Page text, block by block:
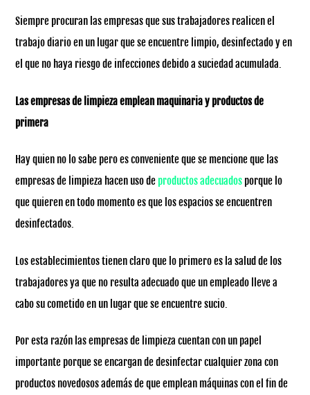
Siempre procuran las empresas que sus trabajadores realicen el
trabajo diario en un lugar que se encuentre limpio, desinfectado y en
el que no haya riesgo de infecciones debido a suciedad acumulada.
Las empresas de limpieza emplean maquinaria y productos de
primera
Hay quien no lo sabe pero es conveniente que se mencione que las
empresas de limpieza hacen uso de productos adecuados porque lo
que quieren en todo momento es que los espacios se encuentren
desinfectados.
Los establecimientos tienen claro que lo primero es la salud de los
trabajadores ya que no resulta adecuado que un empleado lleve a
cabo su cometido en un lugar que se encuentre sucio.
Por esta razón las empresas de limpieza cuentan con un papel
importante porque se encargan de desinfectar cualquier zona con
productos novedosos además de que emplean máquinas con el fin de